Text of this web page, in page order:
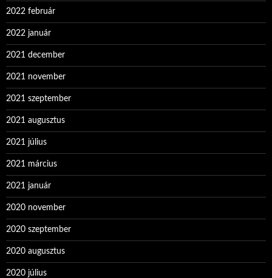
2022 február
2022 január
2021 december
2021 november
2021 szeptember
2021 augusztus
2021 július
2021 március
2021 január
2020 november
2020 szeptember
2020 augusztus
2020 július